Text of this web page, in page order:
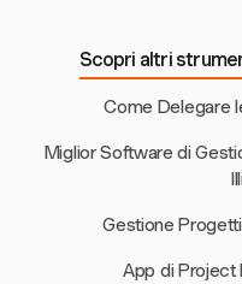
Scopri altri
Come Delegare
Miglior Software di
Gestione
App di Project